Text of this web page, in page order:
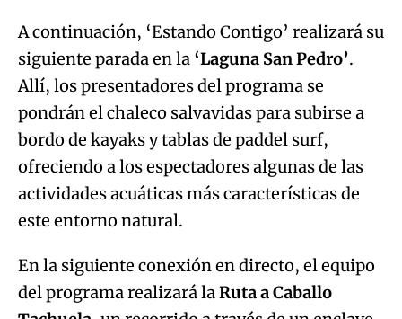
A continuación, ‘Estando Contigo’ realizará su
siguiente parada en la ‘Laguna San Pedro’.
Allí, los presentadores del programa se
pondrán el chaleco salvavidas para subirse a
bordo de kayaks y tablas de paddel surf,
ofreciendo a los espectadores algunas de las
actividades acuáticas más características de
este entorno natural.
En la siguiente conexión en directo, el equipo
del programa realizará laRuta a Caballo